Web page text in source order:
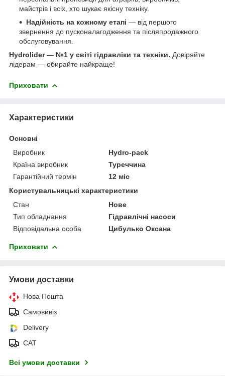
майстрів і всіх, хто шукає якісну техніку.
Надійність на кожному етапі — від першого
звернення до пусконалагодження та післяпродажного
обслуговування.
Hydrolider — №1 у світі гідравліки та техніки. Довіряйте
лідерам — обирайте найкраще!
Приховати
Характеристики
Основні
Виробник
Hydro-pack
Країна виробник
Туреччина
Гарантійний термін
12 міс
Користувальницькі характеристики
Стан
Нове
Тип обладнання
Гідравлічні насоси
Відповідальна особа
Цибулько Оксана
Приховати
Умови доставки
Нова Пошта
Самовивіз
Delivery
САТ
Всі умови доставки